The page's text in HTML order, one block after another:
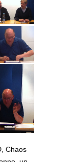
Chaos